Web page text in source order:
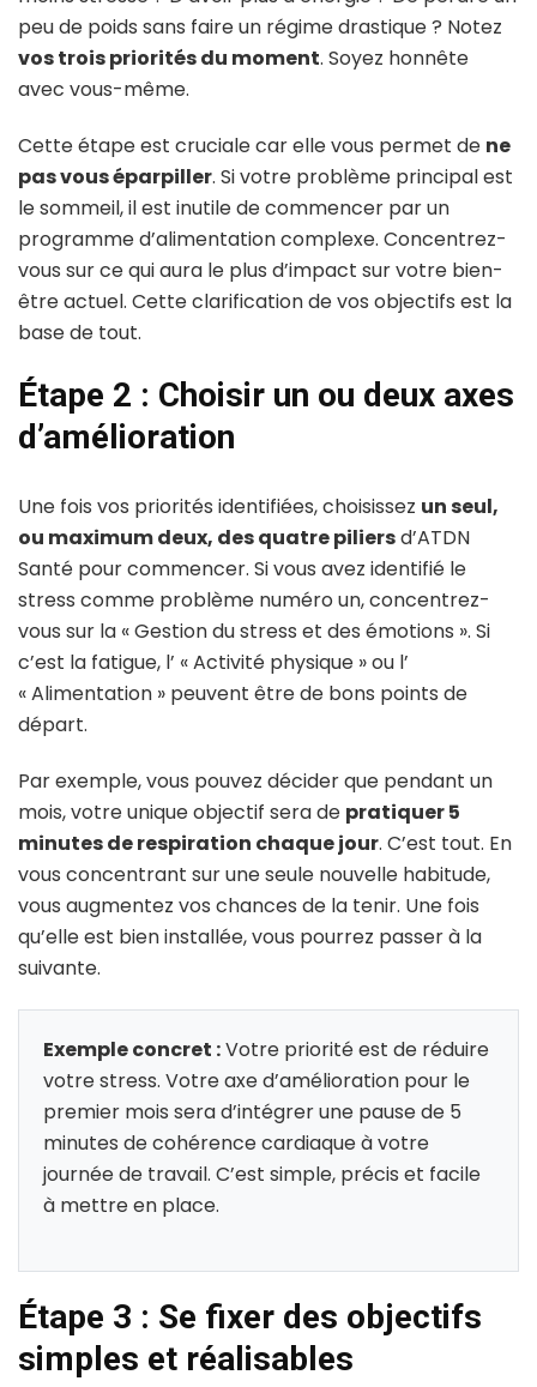
peu de poids sans faire un régime drastique ? Notez
vos trois priorités du moment. Soyez honnête
avec vous-même.
Cette étape est cruciale car elle vous permet de ne
pas vous éparpiller. Si votre problème principal est
le sommeil, il est inutile de commencer par un
programme d’alimentation complexe. Concentrez-
vous sur ce qui aura le plus d’impact sur votre bien-
être actuel. Cette clarification de vos objectifs est la
base de tout.
Étape 2 : Choisir un ou deux axes
d’amélioration
Une fois vos priorités identifiées, choisissez un seul,
ou maximum deux, des quatre piliersd’ATDN
Santé pour commencer. Si vous avez identifié le
stress comme problème numéro un, concentrez-
vous sur la « Gestion du stress et des émotions ». Si
c’est la fatigue, l’ « Activité physique » ou l’
« Alimentation » peuvent être de bons points de
départ.
Par exemple, vous pouvez décider que pendant un
mois, votre unique objectif sera de pratiquer 5
minutes de respiration chaque jour. C’est tout. En
vous concentrant sur une seule nouvelle habitude,
vous augmentez vos chances de la tenir. Une fois
qu’elle est bien installée, vous pourrez passer à la
suivante.
Exemple concret :Votre priorité est de réduire
votre stress. Votre axe d’amélioration pour le
premier mois sera d’intégrer une pause de 5
minutes de cohérence cardiaque à votre
journée de travail. C’est simple, précis et facile
à mettre en place.
Étape 3 : Se fixer des objectifs
simples et réalisables